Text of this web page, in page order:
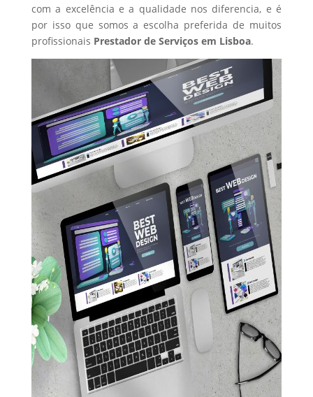
com a excelência e a qualidade nos diferencia, e é
por isso que somos a escolha preferida de muitos
profissionais Prestador de Serviçosem Lisboa.